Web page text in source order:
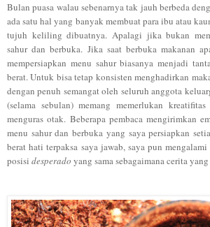
Bulan puasa walau sebenarnya tak jauh berbeda
ada satu hal yang banyak membuat para ibu atau
tujuh keliling dibuatnya. Apalagi jika bukan
sahur dan berbuka. Jika saat berbuka makanan
mempersiapkan menu sahur biasanya menjadi
berat. Untuk bisa tetap konsisten menghadirkan
dengan penuh semangat oleh seluruh anggota
(selama sebulan) memang memerlukan
menguras otak. Beberapa pembaca mengirimkan
menu sahur dan berbuka yang saya persiapkan
berat hati terpaksa saya jawab, saya pun
posisi desperado yang sama sebagaimana cerita